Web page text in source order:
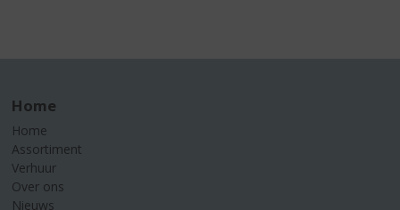
Home
Home
Assortiment
Verhuur
Over ons
Nieuws